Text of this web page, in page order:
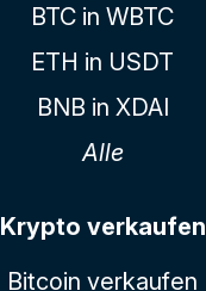
BTC in WBTC
ETH in USDT
BNB in XDAI
Alle
Krypto verkaufen
Bitcoin verkaufen